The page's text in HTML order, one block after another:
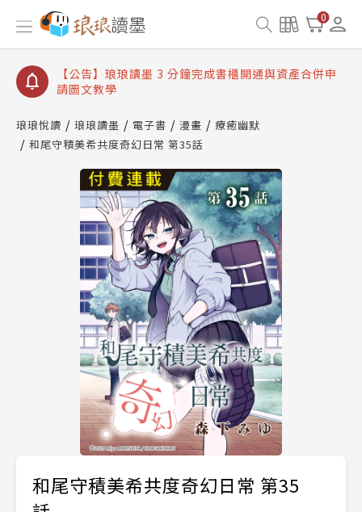
0
【公告】琅琅讀墨數位閱讀資產合併與書櫃開通申請
【公告】琅琅讀墨書櫃開通常見問題
【公告】琅琅讀墨 3 分鐘完成書櫃開通與資產合併申
請圖文教學
查詢
【公告】琅琅讀墨數位閱讀資產合併與書櫃開通申請
琅琅悅讀 琅琅讀墨 電子書 漫畫
療癒幽默
和尾守積美希共度奇幻日常 第35話
和尾守積美希共度奇幻日常 第35